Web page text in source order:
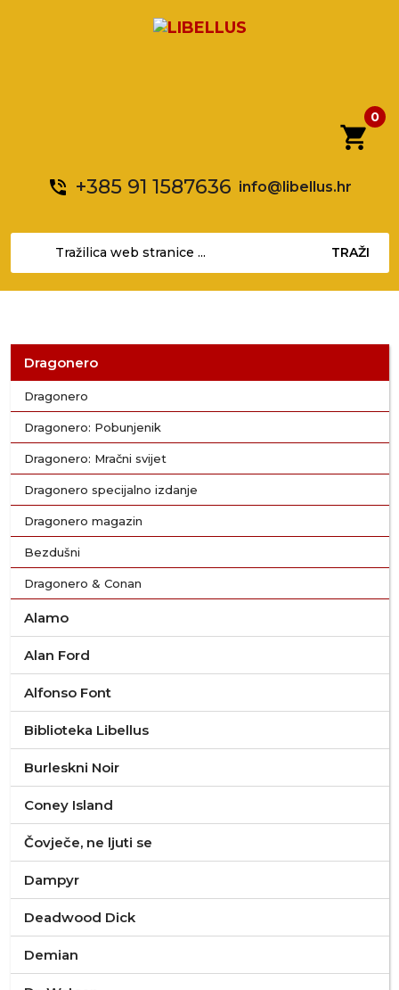
shopping_cart
0
phone_in_talk +385 91 1587636 info@libellus.hr
TRAŽI
Dragonero
Dragonero
Dragonero: Pobunjenik
Dragonero: Mračni svijet
Dragonero specijalno izdanje
Dragonero magazin
Bezdušni
Dragonero & Conan
Alamo
Alan Ford
Alfonso Font
Biblioteka Libellus
Burleskni Noir
Coney Island
Čovječe, ne ljuti se
Dampyr
Deadwood Dick
Demian